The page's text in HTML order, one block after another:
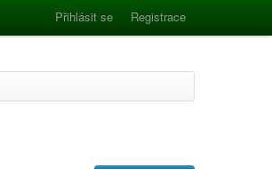
Přihlásit se Registrace